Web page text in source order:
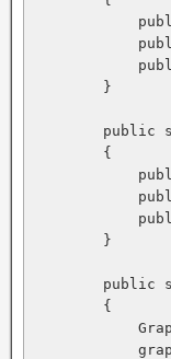
        }
public
        {
        }
public
        {